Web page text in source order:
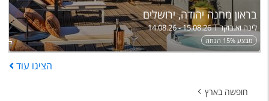
בראון מחנה יהודה, ירושלים
לינה וא.בוקר 14.08.26 - 15.08.26
מבצע 15% הנחה
הציגו עוד
חופשה בארץ